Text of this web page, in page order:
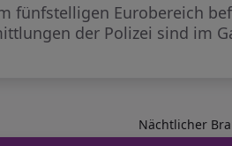
fünfstelligen Eurobereich
der Polizei sind im
Nächtlicher